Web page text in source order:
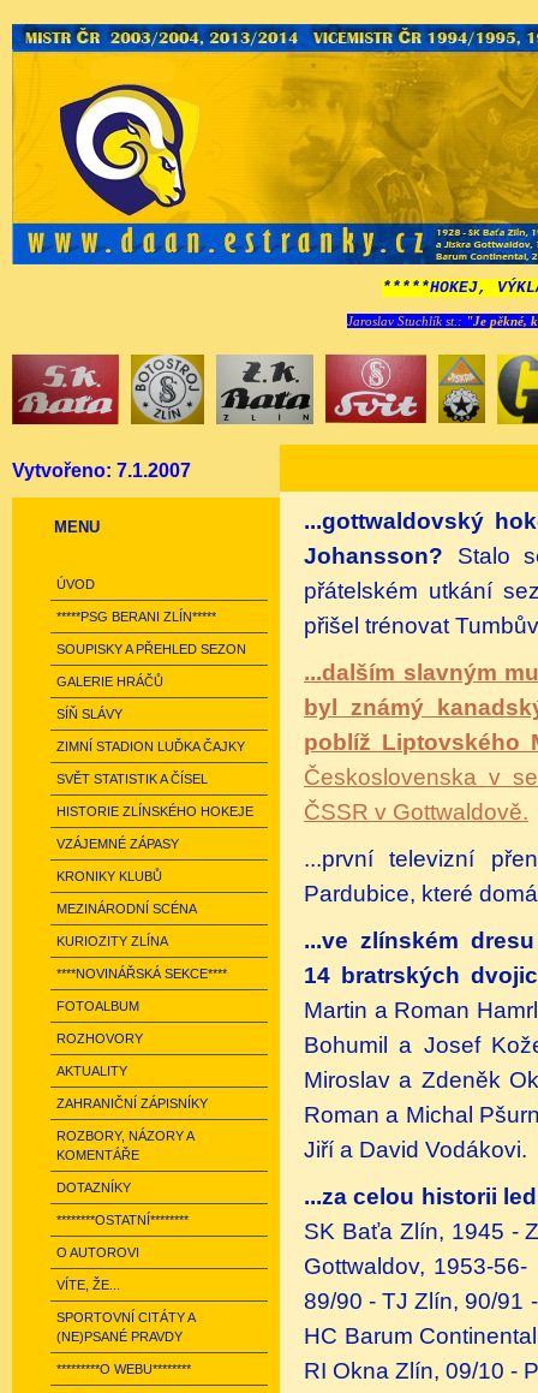
*****HOKEJ,
Jaroslav Stuchlík st.: "Je pěkné,
Vytvořeno: 7.1.2007
MENU
ÚVOD
*****PSG BERANI ZLÍN*****
SOUPISKY A PŘEHLED SEZON
GALERIE HRÁČŮ
SÍŇ SLÁVY
ZIMNÍ STADION LUĎKA ČAJKY
SVĚT STATISTIK A ČÍSEL
HISTORIE ZLÍNSKÉHO HOKEJE
VZÁJEMNÉ ZÁPASY
KRONIKY KLUBŮ
MEZINÁRODNÍ SCÉNA
KURIOZITY ZLÍNA
****NOVINÁŘSKÁ SEKCE****
FOTOALBUM
ROZHOVORY
AKTUALITY
ZAHRANIČNÍ ZÁPISNÍKY
ROZBORY, NÁZORY A
KOMENTÁŘE
DOTAZNÍKY
********OSTATNÍ********
O AUTOROVI
VÍTE, ŽE...
SPORTOVNÍ CITÁTY A
(NE)PSANÉ PRAVDY
*********O WEBU********
...gottwaldovský
Johansson? Stalo
přátelském utkání
přišel trénovat
...dalším slavným
byl známý
poblíž Liptovského
Československa v
ČSSR v Gottwaldově.
...první televizní
Pardubice, které
...ve zlínském
14 bratrských
Martin a Roman
Bohumil a Josef
Miroslav a Zdeněk
Roman a Michal
Jiří a David Vodákovi.
...za celou historii
SK Baťa Zlín, 1945 -
Gottwaldov, 1953-
89/90 - TJ Zlín, 90/91
HC Barum
RI Okna Zlín, 09/10 -